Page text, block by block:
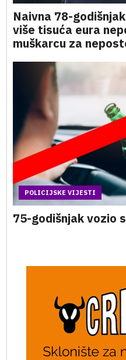
Naivna 78-
više tisuća eura
muškarcu za
POLICIJSKE VIJESTI
75-godišnjak vozio